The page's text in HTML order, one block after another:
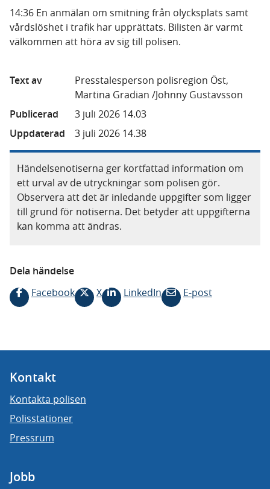
14:36 En anmälan om smitning från olycksplats samt
vårdslöshet i trafik har upprättats. Bilisten är varmt
välkommen att höra av sig till polisen.
Text av
Presstalesperson polisregion Öst,
Martina Gradian /Johnny Gustavsson
Publicerad
3 juli 2026 14.03
Uppdaterad
3 juli 2026 14.38
Händelsenotiserna ger kortfattad information om
ett urval av de utryckningar som polisen gör.
Observera att det är inledande uppgifter som ligger
till grund för notiserna. Det betyder att uppgifterna
kan komma att ändras.
Dela händelse
Facebook
X LinkedIn E-post
Kontakt
Kontakta polisen
Polisstationer
Pressrum
Jobb